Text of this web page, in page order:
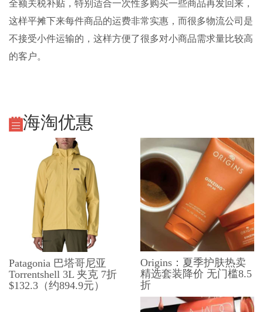
全额关税补贴， 特别适合一次性多购买一些商品再发回来，
这样平摊下来每件商品的运费非常实惠，而很多物流公司是
不接受小件运输的，这样方便了很多对小商品需求量比较高
的客户。
海淘优惠
Patagonia 巴塔哥尼亚
Torrentshell 3L 夹克 7折
$132.3（约894.9元）
Origins：夏季护肤热卖
精选套装降价 无门槛8.5
折